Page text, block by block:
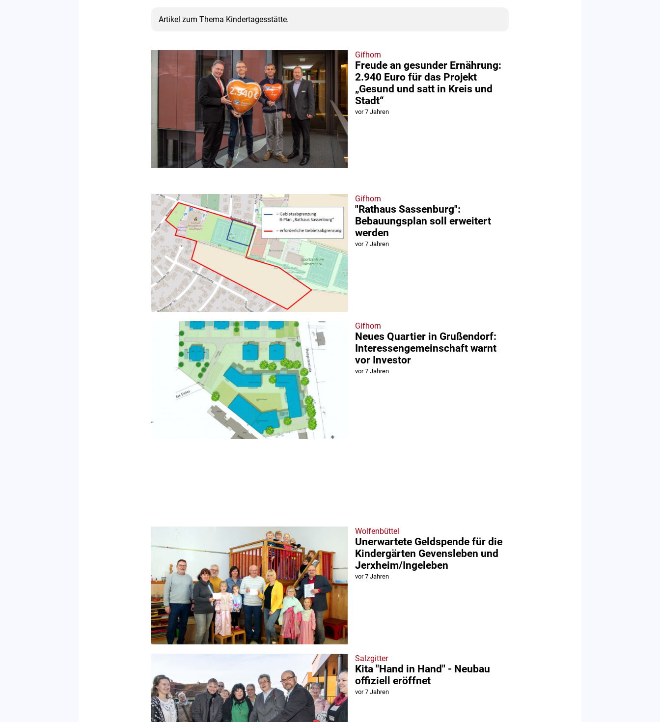
Artikel zum Thema Kindertagesstätte.
Gifhorn
Freude an gesunder Ernährung:
2.940 Euro für das Projekt
„Gesund und satt in Kreis und
Stadt“
vor 7 Jahren
Gifhorn
"Rathaus Sassenburg":
Bebauungsplan soll erweitert
werden
vor 7 Jahren
Gifhorn
Neues Quartier in Grußendorf:
Interessengemeinschaft warnt
vor Investor
vor 7 Jahren
Wolfenbüttel
Unerwartete Geldspende für die
Kindergärten Gevensleben und
Jerxheim/Ingeleben
vor 7 Jahren
Salzgitter
Kita "Hand in Hand" - Neubau
offiziell eröffnet
vor 7 Jahren